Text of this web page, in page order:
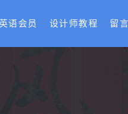
语会员 设计师教程 留